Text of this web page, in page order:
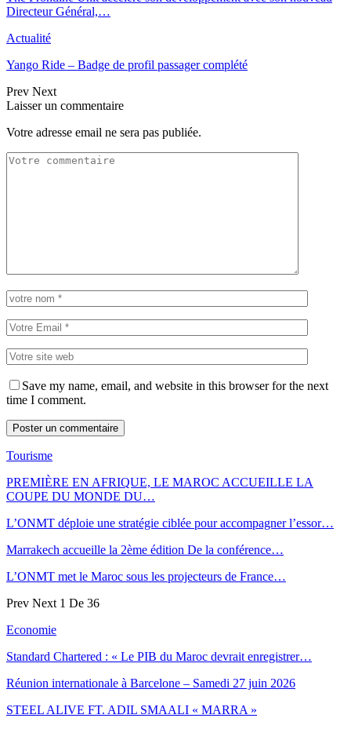
Directeur Général,…
Actualité
Yango Ride – Badge de profil passager complété
Prev Next
Laisser un commentaire
Votre adresse email ne sera pas publiée.
Save my name, email, and website in this browser for the next
time I comment.
Tourisme
PREMIÈRE EN AFRIQUE, LE MAROC ACCUEILLE LA
COUPE DU MONDE DU…
L’ONMT déploie une stratégie ciblée pour accompagner l’essor…
Marrakech accueille la 2ème édition De la conférence…
L’ONMT met le Maroc sous les projecteurs de France…
Prev Next 1 De 36
Economie
Standard Chartered : « Le PIB du Maroc devrait enregistrer…
Réunion internationale à Barcelone – Samedi 27 juin 2026
STEEL ALIVE FT. ADIL SMAALI « MARRA »